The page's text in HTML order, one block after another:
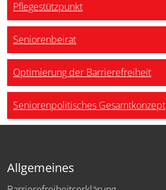
Pflegestützpunkt
Seniorenbeirat
Optimierung der Barrierefreiheit
Seniorenpolitisches Gesamtkonzept
Allgemeines